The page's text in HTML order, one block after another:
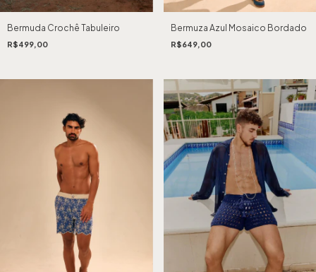
Bermuda Crochê Tabuleiro
R$499,00
Bermuza Azul Mosaico Bordado
R$649,00